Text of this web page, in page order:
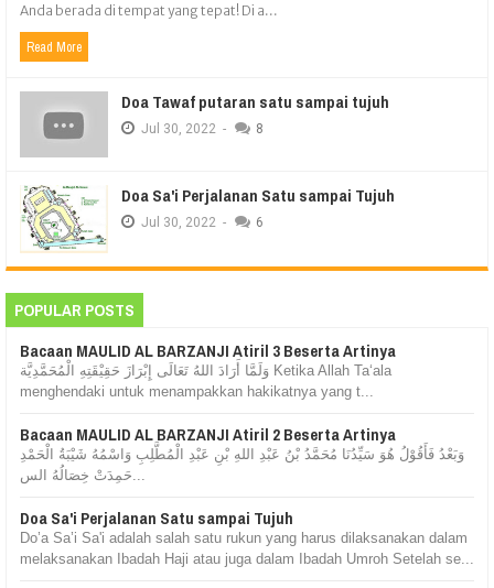
Anda berada di tempat yang tepat! Di a...
Read More
Doa Tawaf putaran satu sampai tujuh
Jul 30, 2022 - 8
Doa Sa'i Perjalanan Satu sampai Tujuh
Jul 30, 2022 - 6
POPULAR POSTS
Bacaan MAULID AL BARZANJI Atiril 3 Beserta Artinya
وَلَمَّا أَرَادَ اللهُ تَعَالَى إِبْرَازَ حَقِيْقَتِهِ الْمُحَمَّدِيَّة Ketika Allah Ta‘ala
menghendaki untuk menampakkan hakikatnya yang t...
Bacaan MAULID AL BARZANJI Atiril 2 Beserta Artinya
وَبَعْدُ فَأَقُوْلُ هُوَ سَيِّدُنَا مُحَمَّدُ بْنُ عَبْدِ اللهِ بْنِ عَبْدِ الْمُطَّلِبِ وَاسْمُهُ شَيْبَةُ الْحَمْدِ
Doa Sa'i Perjalanan Satu sampai Tujuh
Do’a Sa’i Sa'i adalah salah satu rukun yang harus dilaksanakan dalam
melaksanakan Ibadah Haji atau juga dalam Ibadah Umroh Setelah se...